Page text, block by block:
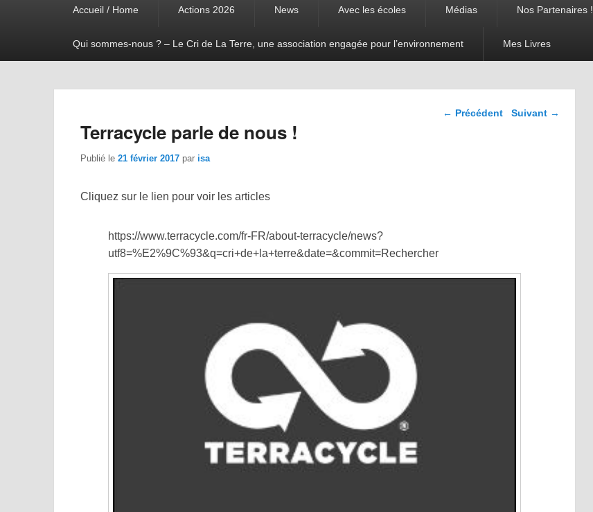
Accueil / Home Actions 2026 News Avec les écoles Médias Nos Partenaires !
Qui sommes-nous ? – Le Cri de La Terre, une association engagée pour l’environnement Mes Livres
Navigation dans les
← Précédent Suivant →
Terracycle parle de nous !
Publié le 21 février 2017 par isa
Cliquez sur le lien pour voir les articles
https://www.terracycle.com/fr-FR/about-terracycle/news?
utf8=%E2%9C%93&q=cri+de+la+terre&date=&commit=Rechercher